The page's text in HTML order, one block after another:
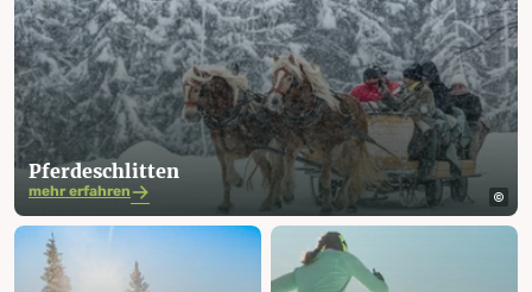
Pferde­­schlitten
mehr erfahren